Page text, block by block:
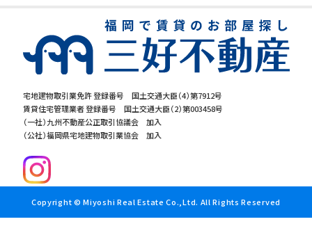
宅地建物取引業免許 登録番号 国土交通大臣（4）第7912号
賃貸住宅管理業者 登録番号 国土交通大臣（2）第003458号
（一社）九州不動産公正取引協議会 加入
（公社）福岡県宅地建物取引業協会 加入
Copyright © Miyoshi Real Estate Co.,Ltd. All Rights Reserved